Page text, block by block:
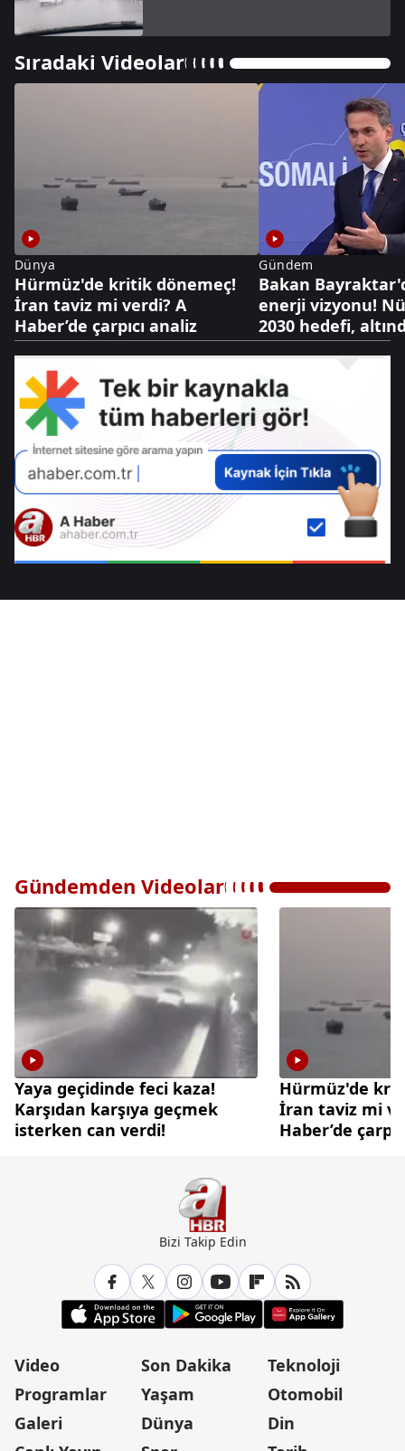
Sıradaki Videolar
Dünya
Hürmüz'de kritik dönemeç!
İran taviz mi verdi? A
Haber’de çarpıcı analiz
Gündem
Bakan
enerji vizyonu!
2030 hedefi,
dolarlık hazine
Gündemden Videolar
Yaya geçidinde feci kaza!
Karşıdan karşıya geçmek
isterken can verdi!
Hürmüz'de
İran taviz mi
Haber’de
Bizi Takip Edin
Video
Programlar
Galeri
Son Dakika
Yaşam
Dünya
Teknoloji
Otomobil
Din